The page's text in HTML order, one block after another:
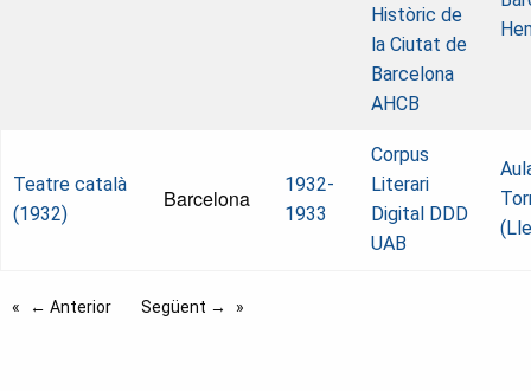
Històric de
la Ciutat de
Barcelona
AHCB
Teatre català
(1932)
Barcelona
1932-
1933
Corpus
Literari
Digital DDD
UAB
← Anterior Següent →